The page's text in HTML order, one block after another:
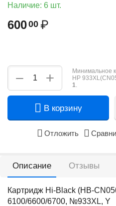
Наличие: 6 шт.
60000 ₽
+
−
Минимальное
HP
1.
В корзину
Отложить
Описание Отзывы
Картридж Hi-Black (HB-
6100/6600/6700, №933XL, Y